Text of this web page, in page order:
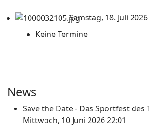
Samstag, 18. Juli 2026
Keine Termine
News
Save the Date - Das Sportfest des
Mittwoch, 10 Juni 2026 22:01